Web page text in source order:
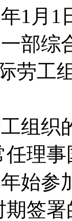
1月1
部综
劳工
工
任理事
年始
期签